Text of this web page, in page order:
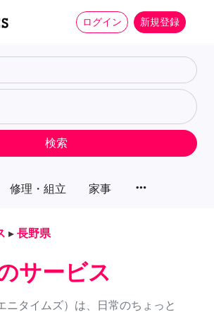
ログイン 新規登録
修理・組立 家事 more_horiz
検索
▸ 長野県
サービス
ニタイムズ）は、日常のちょっと